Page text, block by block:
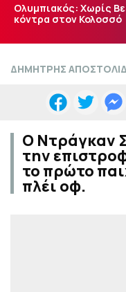
Ολυμπιακός: Χωρίς
κόντρα στον Κολοσσό
ΔΗΜΗΤΡΗΣ
Ο Ντράγκαν
την
το πρώτο
πλέι οφ.